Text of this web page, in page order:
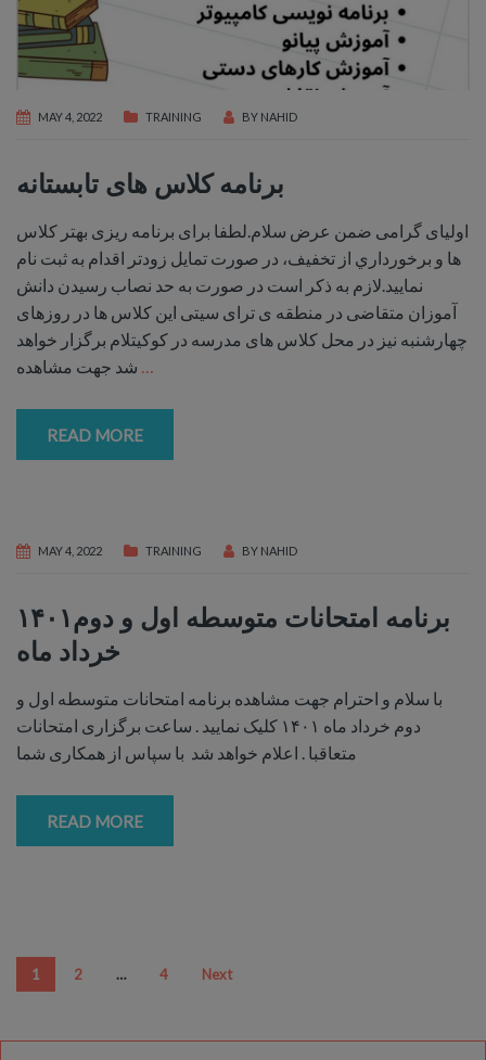
MAY 4, 2022 TRAINING BY NAHID
برنامه کلاس های تابستانه
اولياى گرامى ضمن عرض سلام.لطفا براى برنامه ريزى بهتر كلاس
ها و برخورداري از تخفيف، در صورت تمايل زودتر اقدام به ثبت نام
نماييد.لازم به ذكر است در صورت به حد نصاب رسيدن دانش
آموزان متقاضى در منطقه ى تراى سيتى اين كلاس ها در روزهاى
چهارشنبه نيز در محل كلاس هاى مدرسه در كوكيتلام برگزار خواهد
READ MORE
MAY 4, 2022 TRAINING BY NAHID
۱۴۰۱برنامه امتحانات متوسطه اول و دوم
خرداد ماه
با سلام و احترام جهت مشاهده برنامه امتحانات متوسطه اول و
دوم خرداد ماه ۱۴۰۱ کلیک نمایید . ساعت برگزاری امتحانات
متعاقبا . اعلام خواهد شد با سپاس از همکاری شما
READ MORE
Posts
1 2 … 4 Next